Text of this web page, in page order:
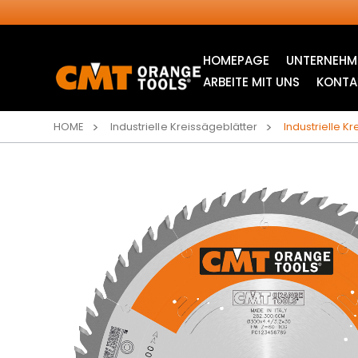
HOMEPAGE
INDUSTRIELLE
KREISSÄGEBLÄTTER
STICHSÄGEBLÄTTER
ARBEITE MIT UNS
HOME Industrielle Kreissägeblätter Industrielle